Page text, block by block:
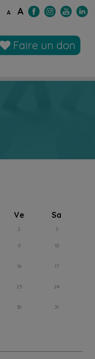
A A
Faire un don
Ve Sa
2 3
9 10
16 17
23 24
30 31